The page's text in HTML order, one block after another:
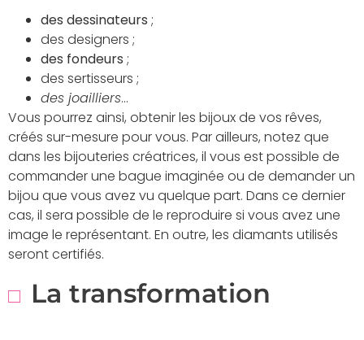
des dessinateurs ;
des designers ;
des fondeurs ;
des sertisseurs ;
des joailliers…
Vous pourrez ainsi, obtenir les bijoux de vos rêves,
créés sur-mesure pour vous. Par ailleurs, notez que
dans les bijouteries créatrices, il vous est possible de
commander une bague imaginée ou de demander un
bijou que vous avez vu quelque part. Dans ce dernier
cas, il sera possible de le reproduire si vous avez une
image le représentant. En outre, les diamants utilisés
seront certifiés.
La transformation